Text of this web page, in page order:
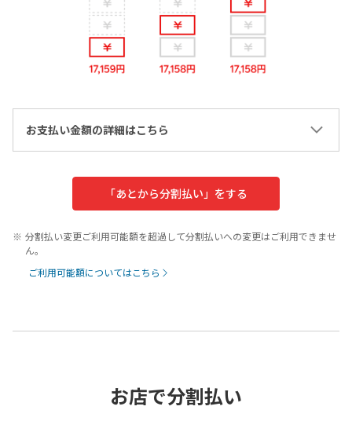
お支払い金額の詳細はこちら
「あとから分割払い」をする
分割払い変更ご利用可能額を超過して分割払いへの変更はご利用できませ
ん。
ご利用可能額についてはこちら
お店で分割払い